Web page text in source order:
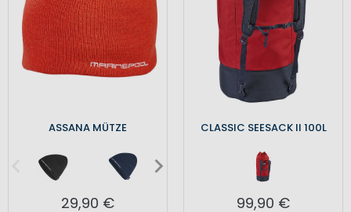
ASSANA MÜTZE
29,90 €
CLASSIC SEESACK II 100L
99,90 €